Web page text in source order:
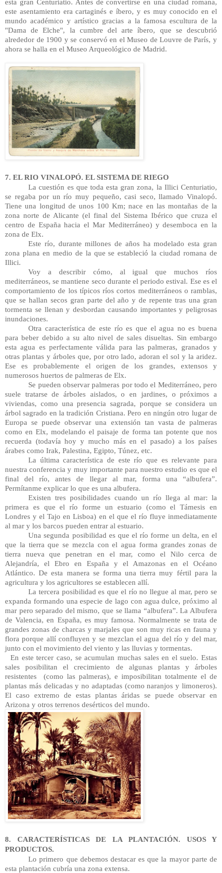
esta gran Centuriatio. Antes de convertirse en una ciudad romana,
este asentamiento era cartaginés e íbero, y es muy conocido en el
mundo académico y artístico gracias a la famosa escultura de la
"Dama de Elche", la cumbre del arte íbero, que se descubrió
alrededor de 1900 y se conservó en el Museo de Louvre de París, y
ahora se halla en el Museo Arqueológico de Madrid.
7. EL RIO VINALOPÓ. EL SISTEMA DE RIEGO
La cuestión es que toda esta gran zona, la Illici Centuriatio,
se regaba por un río muy pequeño, casi seco, llamado Vinalopó.
Tiene una longitud de unos 100 Km; nace en las montañas de la
zona norte de Alicante (el final del Sistema Ibérico que cruza el
centro de España hacia el Mar Mediterráneo) y desemboca en la
zona de Elx.
Este río, durante millones de años ha modelado esta gran
zona plana en medio de la que se estableció la ciudad romana de
Illici.
Voy a describir cómo, al igual que muchos ríos
mediterráneos, se mantiene seco durante el periodo estival. Ese es el
comportamiento de los típicos ríos cortos mediterráneos o ramblas,
que se hallan secos gran parte del año y de repente tras una gran
tormenta se llenan y desbordan causando importantes y peligrosas
inundaciones.
Otra característica de este río es que el agua no es buena
para beber debido a su alto nivel de sales disueltas. Sin embargo
esta agua es perfectamente válida para las palmeras, granados y
otras plantas y árboles que, por otro lado, adoran el sol y la aridez.
Ese es probablemente el origen de los grandes, extensos y
numerosos huertos de palmeras de Elx.
Se pueden observar palmeras por todo el Mediterráneo, pero
suele tratarse de árboles aislados, o en jardines, o próximos a
viviendas, como una presencia sagrada, porque se considera un
árbol sagrado en la tradición Cristiana. Pero en ningún otro lugar de
Europa se puede observar una extensión tan vasta de palmeras
como en Elx, modelando el paisaje de forma tan potente que nos
recuerda (todavía hoy y mucho más en el pasado) a los países
árabes como Irak, Palestina, Egipto, Túnez, etc.
La última característica de este río que es relevante para
nuestra conferencia y muy importante para nuestro estudio es que el
final del río, antes de llegar al mar, forma una “albufera”.
Permítanme explicar lo que es una albufera.
Existen tres posibilidades cuando un río llega al mar: la
primera es que el río forme un estuario (como el Támesis en
Londres y el Tajo en Lisboa) en el que el río fluye inmediatamente
al mar y los barcos pueden entrar al estuario.
Una segunda posibilidad es que el río forme un delta, en el
que la tierra que se mezcla con el agua forma grandes zonas de
tierra nueva que penetran en el mar, como el Nilo cerca de
Alejandría, el Ebro en España y el Amazonas en el Océano
Atlántico. De esta manera se forma una tierra muy fértil para la
agricultura y los agricultores se establecen allí.
La tercera posibilidad es que el río no llegue al mar, pero se
expanda formando una especie de lago con agua dulce, próximo al
mar pero separado del mismo, que se llama “albufera”. La Albufera
de Valencia, en España, es muy famosa. Normalmente se trata de
grandes zonas de charcas y marjales que son muy ricas en fauna y
flora porque allí confluyen y se mezclan el agua del río y del mar,
junto con el movimiento del viento y las lluvias y tormentas.
En este tercer caso, se acumulan muchas sales en el suelo. Estas
sales posibilitan el crecimiento de algunas plantas y árboles
resistentes  (como las palmeras), e imposibilitan totalmente el de
plantas más delicadas y no adaptadas (como naranjos y limoneros).
El caso extremo de estas plantas áridas se puede observar en
Arizona y otros terrenos desérticos del mundo.
8. CARACTERÍSTICAS DE LA PLANTACIÓN. USOS Y
PRODUCTOS.
Lo primero que debemos destacar es que la mayor parte de
esta plantación cubría una zona extensa.